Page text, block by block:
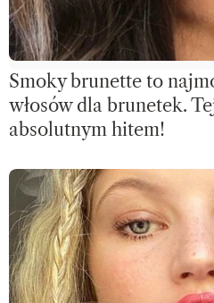
Smoky brunette to
włosów dla brunetek.
absolutnym hitem!